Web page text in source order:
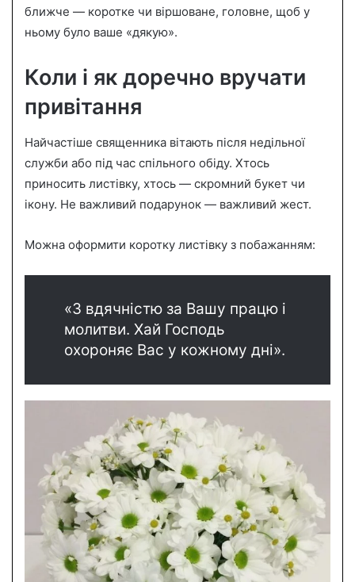
ближче — коротке чи віршоване, головне, щоб у
ньому було ваше «дякую».
Коли і як доречно вручати
привітання
Найчастіше священника вітають після недільної
служби або під час спільного обіду. Хтось
приносить листівку, хтось — скромний букет чи
ікону. Не важливий подарунок — важливий жест.
Можна оформити коротку листівку з побажанням:
«З вдячністю за Вашу працю і
молитви. Хай Господь
охороняє Вас у кожному дні».